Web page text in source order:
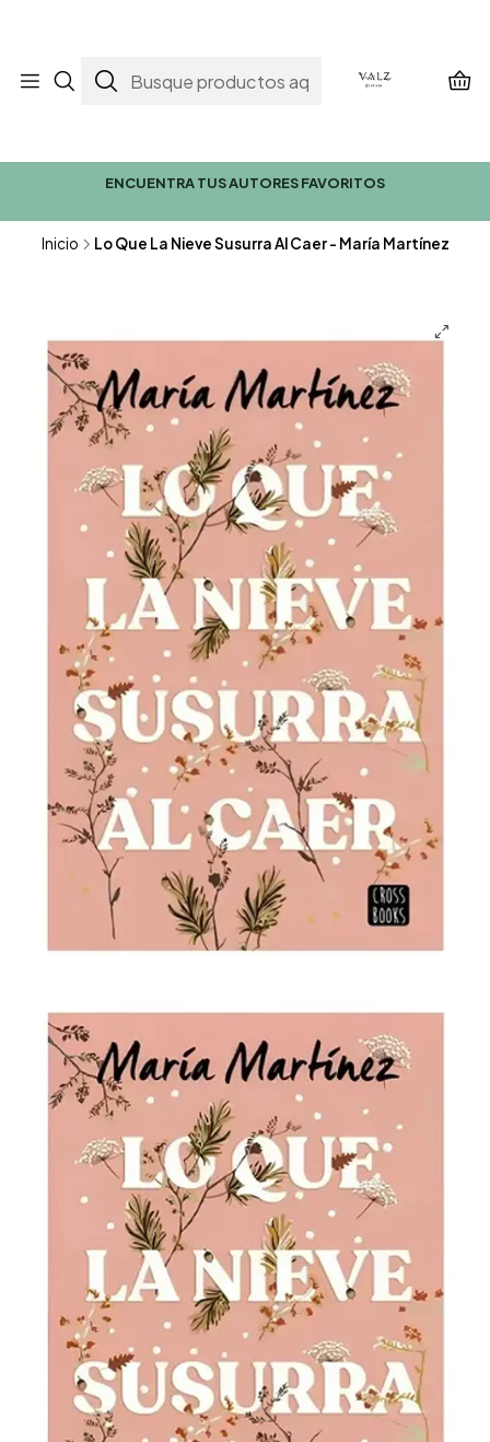
ENCUENTRA TUS AUTORES FAVORITOS
Inicio Lo Que La Nieve Susurra Al Caer - María Martínez